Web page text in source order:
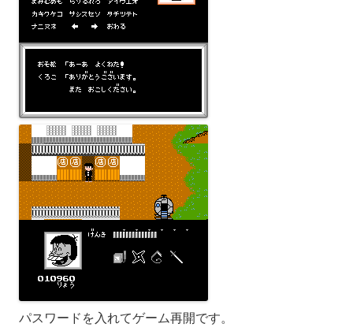
パスワードを入れてゲーム再開です。